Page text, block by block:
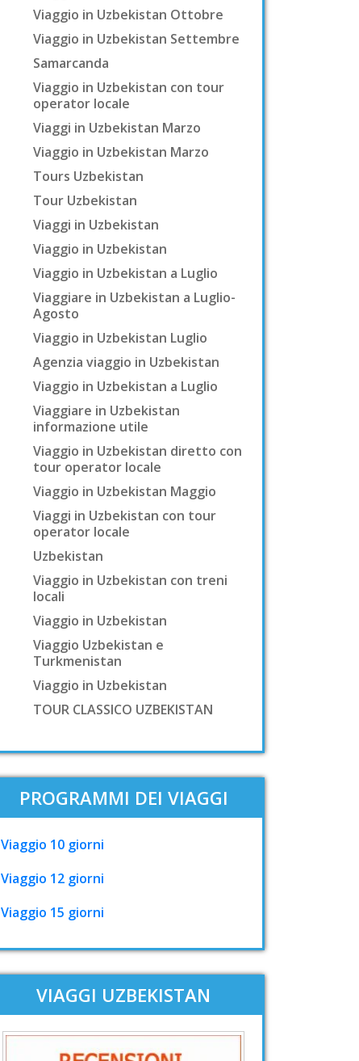
Viaggio in Uzbekistan Ottobre
Viaggio in Uzbekistan Settembre
Samarcanda
Viaggio in Uzbekistan con tour
operator locale
Viaggi in Uzbekistan Marzo
Viaggio in Uzbekistan Marzo
Tours Uzbekistan
Tour Uzbekistan
Viaggi in Uzbekistan
Viaggio in Uzbekistan
Viaggio in Uzbekistan a Luglio
Viaggiare in Uzbekistan a Luglio-
Agosto
Viaggio in Uzbekistan Luglio
Agenzia viaggio in Uzbekistan
Viaggio in Uzbekistan a Luglio
Viaggiare in Uzbekistan
informazione utile
Viaggio in Uzbekistan diretto con
tour operator locale
Viaggio in Uzbekistan Maggio
Viaggi in Uzbekistan con tour
operator locale
Uzbekistan
Viaggio in Uzbekistan con treni
locali
Viaggio in Uzbekistan
Viaggio Uzbekistan e
Turkmenistan
Viaggio in Uzbekistan
TOUR CLASSICO UZBEKISTAN
PROGRAMMI DEI VIAGGI
Viaggio 10 giorni
Viaggio 12 giorni
Viaggio 15 giorni
VIAGGI UZBEKISTAN